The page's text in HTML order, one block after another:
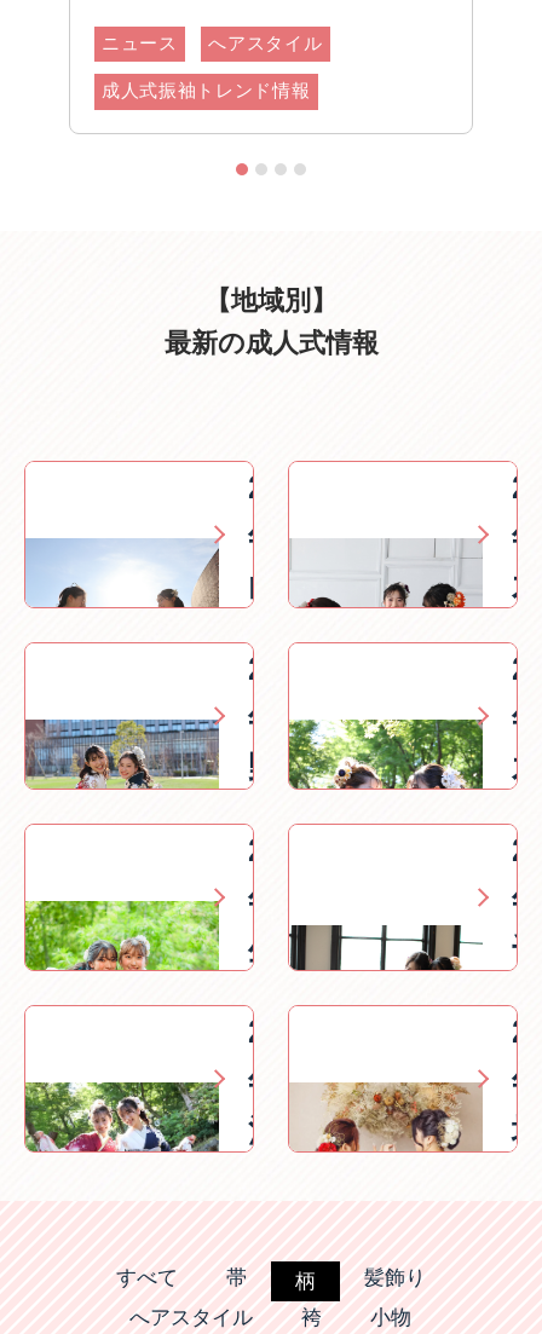
ニュース へアスタイル
成人式振袖トレンド情報
【地域別】
最新の成人式情報
2027
年小
山市
の成
人式
情報
2027
年下
野市
の成
人式
情報
2027
年壬
生町
の成
人式
情報
2027
年古
河市
情報
すべて 帯 柄
髪飾り
へアスタイル
袴
小物